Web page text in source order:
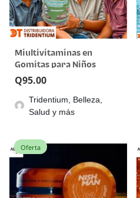
Miultivitaminas en
Gomitas para Niños
apoya el crecimiento
Q95.00
Tridentium, Belleza,
Salud y más
Oferta